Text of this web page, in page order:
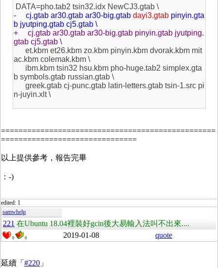
DATA=pho.tab2 tsin32.idx NewCJ3.gtab \
- cj.gtab ar30.gtab ar30-big.gtab dayi3.gtabpinyin.gta
b jyutping.gtab cj5.gtab \
+ cj.gtab ar30.gtab ar30-big.gtab pinyin.gtab jyutping.
gtab cj5.gtab \
et.kbm et26.kbm zo.kbm pinyin.kbm dvorak.kbm mit
ac.kbm colemak.kbm \
ibm.kbm tsin32 hsu.kbm pho-huge.tab2 simplex.gta
b symbols.gtab russian.gtab \
greek.gtab cj-punc.gtab latin-letters.gtab tsin-1.src pi
n-juyin.xlt \
=================================================
===============================
以上提供參考，報告完畢
：-)
edited: 1
samwhelp
221 在Ubuntu 18.04裡裝好gcin後大易輸入法叫不出來....
0 0 2019-01-08 quote
延續「 #220 」